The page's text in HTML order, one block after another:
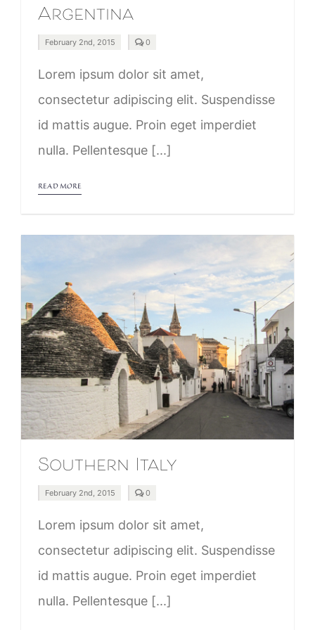
Argentina
February 2nd, 2015 0comments
Lorem ipsum dolor sit amet,
consectetur adipiscing elit. Suspendisse
id mattis augue. Proin eget imperdiet
nulla. Pellentesque [...]
READ MORE
Southern Italy
February 2nd, 2015 0comments
Italy
Lorem ipsum dolor sit amet,
consectetur adipiscing elit. Suspendisse
id mattis augue. Proin eget imperdiet
nulla. Pellentesque [...]